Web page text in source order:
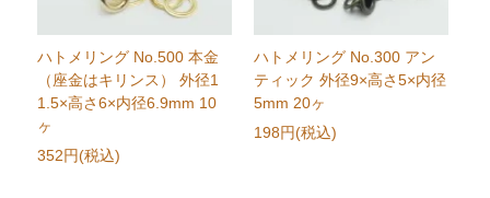
ハトメリング No.500 本金
（座金はキリンス） 外径1
1.5×高さ6×内径6.9mm 10
ヶ
352円(税込)
ハトメリング No.300 アン
ティック 外径9×高さ5×内径
5mm 20ヶ
198円(税込)